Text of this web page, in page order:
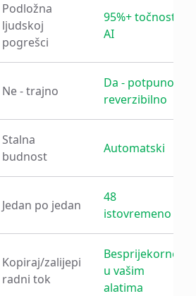
Podložna
ljudskoj
pogrešci
95%+ točnost
AI
Ne - trajno
Da - potpuno
reverzibilno
Stalna
budnost
Automatski
Jedan po jedan
48
istovremeno
Kopiraj/zalijepi
radni tok
Besprijekorno
u vašim
alatima